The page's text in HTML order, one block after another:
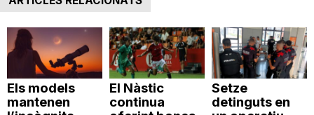
Els models
mantenen
El Nàstic
continua
Setze
detinguts en